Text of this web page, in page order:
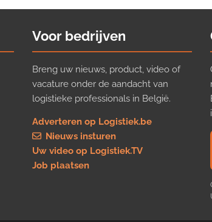
Voor bedrijven
Breng uw nieuws, product, video of
vacature onder de aandacht van
logistieke professionals in België.
Adverteren op Logistiek.be
Nieuws insturen
Uw video op Logistiek.TV
Job plaatsen